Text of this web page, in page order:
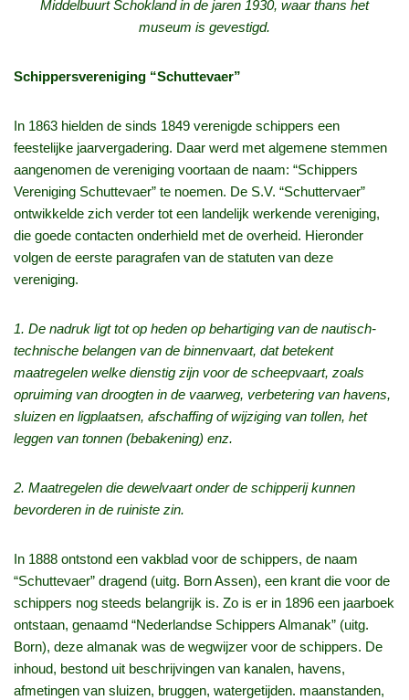
Middelbuurt Schokland in de jaren 1930, waar thans het
museum is gevestigd.
Schippersvereniging “Schuttevaer”
In 1863 hielden de sinds 1849 verenigde schippers een
feestelijke jaarvergadering. Daar werd met algemene stemmen
aangenomen de vereniging voortaan de naam: “Schippers
Vereniging Schuttevaer” te noemen. De S.V. “Schuttervaer”
ontwikkelde zich verder tot een landelijk werkende vereniging,
die goede contacten onderhield met de overheid. Hieronder
volgen de eerste paragrafen van de statuten van deze
vereniging.
1. De nadruk ligt tot op heden op behartiging van de nautisch-
technische belangen van de binnenvaart, dat betekent
maatregelen welke dienstig zijn voor de scheepvaart, zoals
opruiming van droogten in de vaarweg, verbetering van havens,
sluizen en ligplaatsen, afschaffing of wijziging van tollen, het
leggen van tonnen (bebakening) enz.
2. Maatregelen die dewelvaart onder de schipperij kunnen
bevorderen in de ruiniste zin.
In 1888 ontstond een vakblad voor de schippers, de naam
“Schuttevaer” dragend (uitg. Born Assen), een krant die voor de
schippers nog steeds belangrijk is. Zo is er in 1896 een jaarboek
ontstaan, genaamd “Nederlandse Schippers Almanak” (uitg.
Born), deze almanak was de wegwijzer voor de schippers. De
inhoud, bestond uit beschrijvingen van kanalen, havens,
afmetingen van sluizen, bruggen, watergetijden. maanstanden,